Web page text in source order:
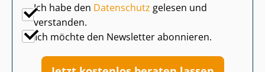
Ich habe den Datenschutz gelesen und
verstanden.
Ich möchte den Newsletter abonnieren.